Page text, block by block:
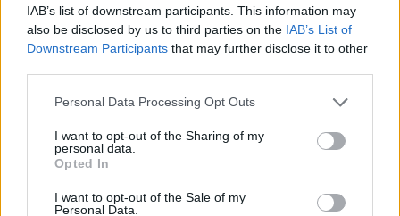
IAB’s list of downstream participants. This information may
also be disclosed by us to third parties on the IAB’s List of
Downstream Participants that may further disclose it to other
Personal Data Processing Opt Outs
I want to opt-out of the Sharing of my
personal data.
Opted In
I want to opt-out of the Sale of my
Personal Data.
Bivalytej és vino rosso 9.rész
Heti horoszkóp december 15-21-ig